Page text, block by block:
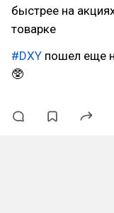
быстрее на
товарке
#DXY пошел еще
🥸